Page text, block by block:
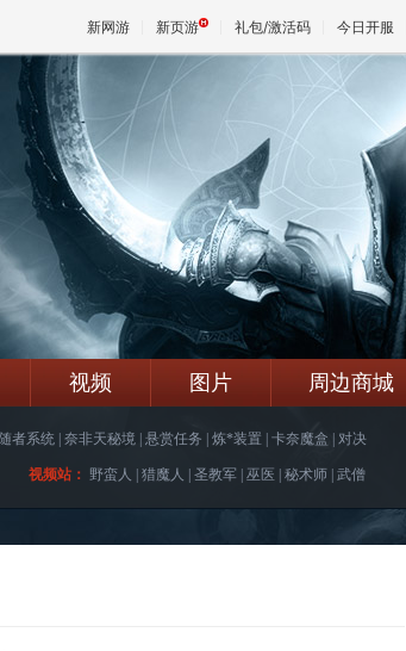
新网游 新页游 礼包/激活码 今日开服
视频 图片 周边商城
者系统 奈非天秘境 悬赏任务 炼*装置 卡奈魔盒 对决
视频站： 野蛮人 猎魔人 圣教军 巫医 秘术师 武僧